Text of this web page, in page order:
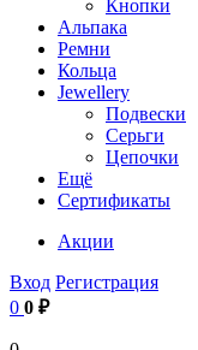
Кнопки
Альпака
Ремни
Кольца
Jewellery
Подвески
Серьги
Цепочки
Ещё
Сертификаты
Акции
Вход Регистрация
0 0 ₽